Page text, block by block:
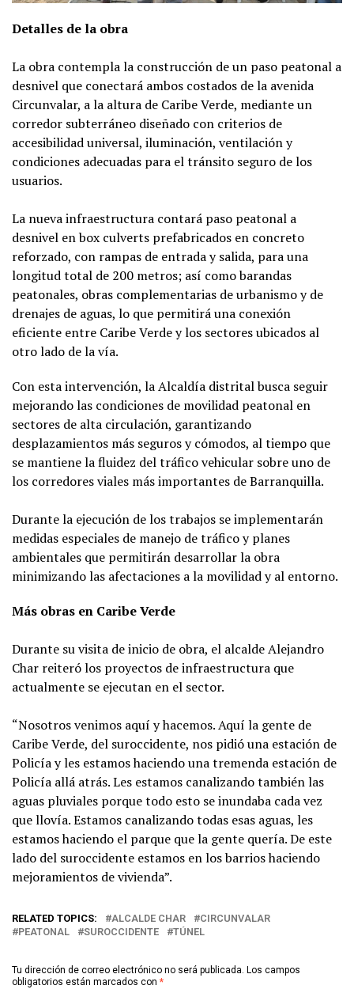
Detalles de la obra
La obra contempla la construcción de un paso peatonal a
desnivel que conectará ambos costados de la avenida
Circunvalar, a la altura de Caribe Verde, mediante un
corredor subterráneo diseñado con criterios de
accesibilidad universal, iluminación, ventilación y
condiciones adecuadas para el tránsito seguro de los
usuarios.
La nueva infraestructura contará paso peatonal a
desnivel en box culverts prefabricados en concreto
reforzado, con rampas de entrada y salida, para una
longitud total de 200 metros; así como barandas
peatonales, obras complementarias de urbanismo y de
drenajes de aguas, lo que permitirá una conexión
eficiente entre Caribe Verde y los sectores ubicados al
otro lado de la vía.
Con esta intervención, la Alcaldía distrital busca seguir
mejorando las condiciones de movilidad peatonal en
sectores de alta circulación, garantizando
desplazamientos más seguros y cómodos, al tiempo que
se mantiene la fluidez del tráfico vehicular sobre uno de
los corredores viales más importantes de Barranquilla.
Durante la ejecución de los trabajos se implementarán
medidas especiales de manejo de tráfico y planes
ambientales que permitirán desarrollar la obra
minimizando las afectaciones a la movilidad y al entorno.
Más obras en Caribe Verde
Durante su visita de inicio de obra, el alcalde Alejandro
Char reiteró los proyectos de infraestructura que
actualmente se ejecutan en el sector.
“Nosotros venimos aquí y hacemos. Aquí la gente de
Caribe Verde, del suroccidente, nos pidió una estación de
Policía y les estamos haciendo una tremenda estación de
Policía allá atrás. Les estamos canalizando también las
aguas pluviales porque todo esto se inundaba cada vez
que llovía. Estamos canalizando todas esas aguas, les
estamos haciendo el parque que la gente quería. De este
lado del suroccidente estamos en los barrios haciendo
mejoramientos de vivienda”.
RELATED TOPICS: ALCALDE CHAR
CIRCUNVALAR
PEATONAL
SUROCCIDENTE TÚNEL
Tu dirección de correo electrónico no será publicada. Los campos
obligatorios están marcados con *